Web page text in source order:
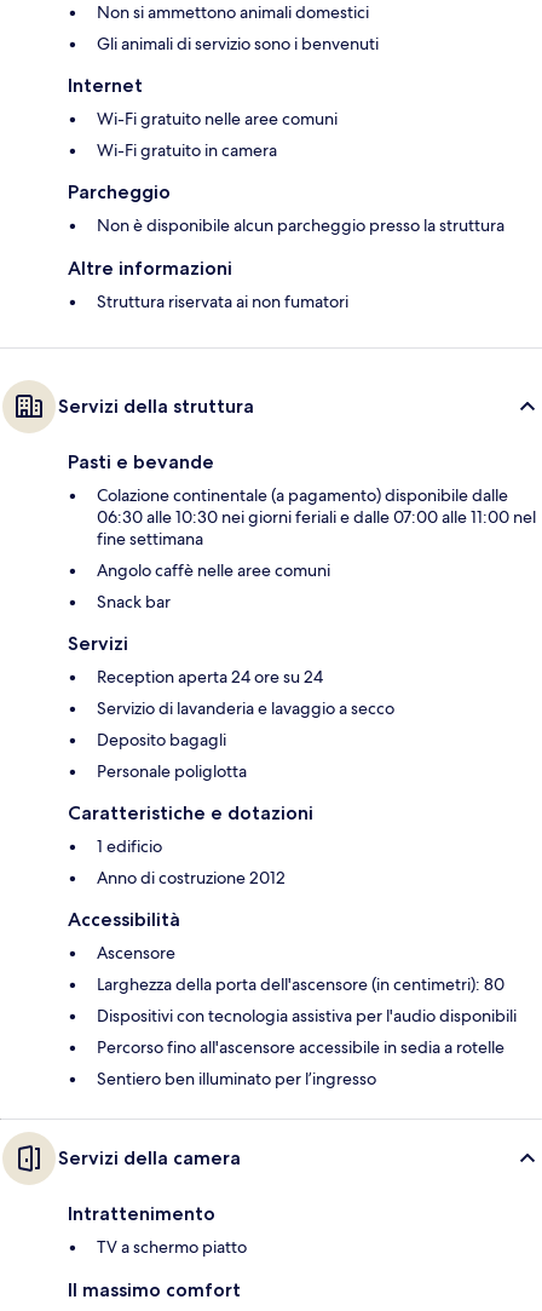
Non si ammettono animali domestici
Gli animali di servizio sono i benvenuti
Internet
Wi-Fi gratuito nelle aree comuni
Wi-Fi gratuito in camera
Parcheggio
Non è disponibile alcun parcheggio presso la struttura
Altre informazioni
Struttura riservata ai non fumatori
Servizi della struttura
Pasti e bevande
Colazione continentale (a pagamento) disponibile dalle
06:30 alle 10:30 nei giorni feriali e dalle 07:00 alle 11:00 nel
fine settimana
Angolo caffè nelle aree comuni
Snack bar
Servizi
Reception aperta 24 ore su 24
Servizio di lavanderia e lavaggio a secco
Deposito bagagli
Personale poliglotta
Caratteristiche e dotazioni
1 edificio
Anno di costruzione 2012
Accessibilità
Ascensore
Larghezza della porta dell'ascensore (in centimetri): 80
Dispositivi con tecnologia assistiva per l'audio disponibili
Percorso fino all'ascensore accessibile in sedia a rotelle
Sentiero ben illuminato per l’ingresso
Servizi della camera
Intrattenimento
TV a schermo piatto
Il massimo comfort